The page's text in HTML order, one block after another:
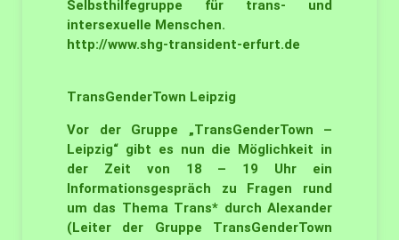
Selbsthilfegruppe für trans- und
intersexuelle Menschen.
http://www.shg-transident-erfurt.de
TransGenderTown Leipzig
Vor der Gruppe „TransGenderTown –
Leipzig“ gibt es nun die Möglichkeit in
der Zeit von 18 – 19 Uhr ein
Informationsgespräch zu Fragen rund
um das Thema Trans* durch Alexander
(Leiter der Gruppe TransGenderTown